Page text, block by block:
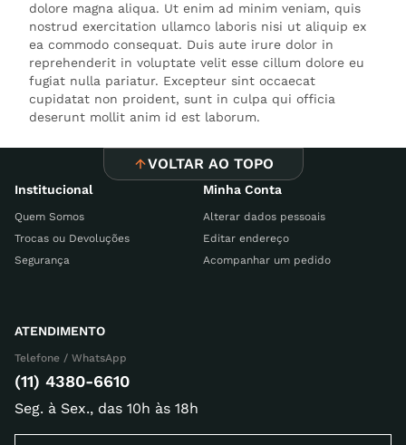
dolore magna aliqua. Ut enim ad minim veniam, quis
nostrud exercitation ullamco laboris nisi ut aliquip ex
ea commodo consequat. Duis aute irure dolor in
reprehenderit in voluptate velit esse cillum dolore eu
fugiat nulla pariatur. Excepteur sint occaecat
cupidatat non proident, sunt in culpa qui officia
deserunt mollit anim id est laborum.
VOLTAR AO TOPO
Institucional
Quem Somos
Trocas ou Devoluções
Segurança
Minha Conta
Alterar dados pessoais
Editar endereço
Acompanhar um pedido
ATENDIMENTO
Telefone / WhatsApp
(11) 4380-6610
Seg. à Sex., das 10h às 18h